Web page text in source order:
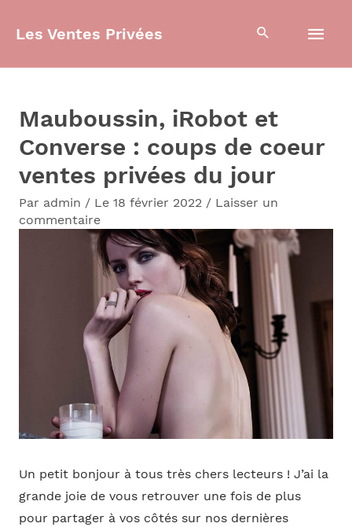
Les Ventes Privées
Mauboussin, iRobot et
Converse : coups de coeur
ventes privées du jour
Par admin / Le 18 février 2022 / Laisser un
commentaire
Un petit bonjour à tous très chers lecteurs ! J’ai la
grande joie de vous retrouver une fois de plus
pour partager à vos côtés sur nos dernières